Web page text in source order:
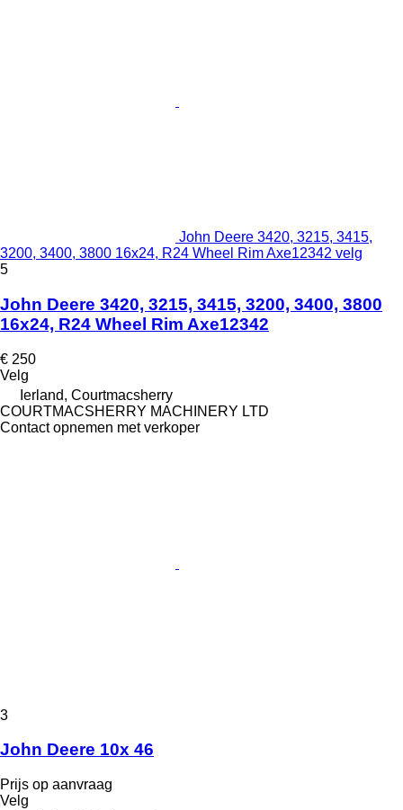
John Deere 3420, 3215, 3415,
3200, 3400, 3800 16x24, R24 Wheel Rim Axe12342 velg
5
John Deere 3420, 3215, 3415, 3200, 3400, 3800
16x24, R24 Wheel Rim Axe12342
€ 250
Velg
Ierland, Courtmacsherry
COURTMACSHERRY MACHINERY LTD
Contact opnemen met verkoper
3
John Deere 10x 46
Prijs op aanvraag
Velg